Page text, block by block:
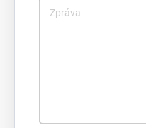
Zpráva